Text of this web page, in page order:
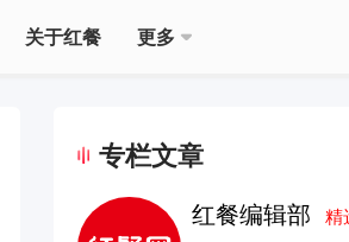
关于红餐 更多
专栏文章
红餐编辑部精